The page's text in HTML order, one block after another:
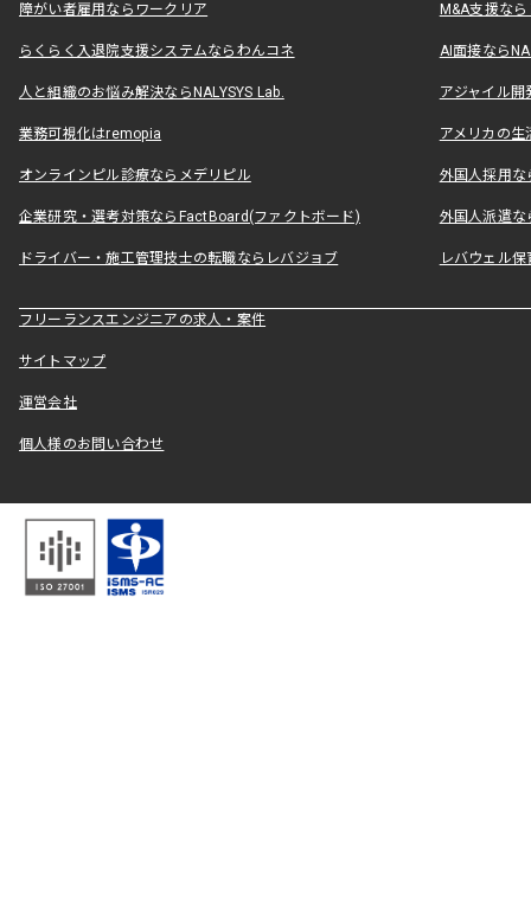
障がい者雇用ならワークリア M&A支援な
らくらく入退院支援システムならわんコネ AI面接なら
人と組織のお悩み解決ならNALYSYS Lab. アジャイル
業務可視化はremopia アメリカの
オンラインピル診療ならメデリピル 外国人採用
企業研究・選考対策ならFactBoard(ファクトボード) 外国人派遣な
ドライバー・施工管理技士の転職ならレバジョブ レバウェル
フリーランスエンジニアの求人・案件
サイトマップ
運営会社
個人様のお問い合わせ